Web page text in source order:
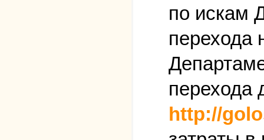
по искам
перехода
перехода
http://